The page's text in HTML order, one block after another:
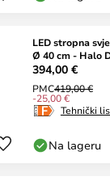
LED stropna
Ø 40 cm - Halo
394,00 €
PMC419,00 €
-25,00 €
Tehnički
Na lageru